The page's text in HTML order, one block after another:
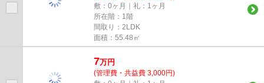
敷：0ヶ月｜礼：1ヶ月
所在階：1階
間取り：2LDK
面積：55.48㎡
7万円
(管理費・共益費 3,000円)